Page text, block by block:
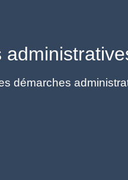
démarches